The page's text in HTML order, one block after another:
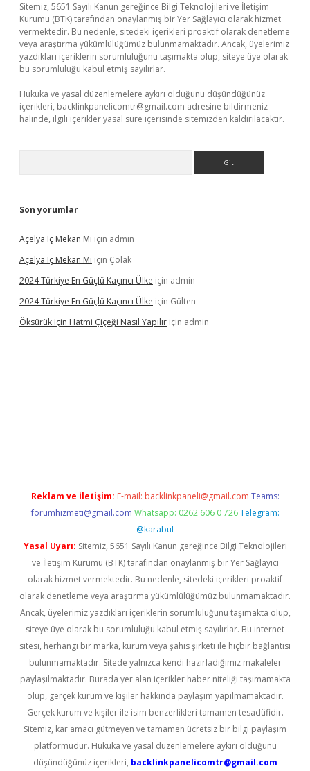
Sitemiz, 5651 Sayılı Kanun gereğince Bilgi Teknolojileri ve İletişim
Kurumu (BTK) tarafından onaylanmış bir Yer Sağlayıcı olarak hizmet
vermektedir. Bu nedenle, sitedeki içerikleri proaktif olarak denetleme
veya araştırma yükümlülüğümüz bulunmamaktadır. Ancak, üyelerimiz
yazdıkları içeriklerin sorumluluğunu taşımakta olup, siteye üye olarak
bu sorumluluğu kabul etmiş sayılırlar.
Hukuka ve yasal düzenlemelere aykırı olduğunu düşündüğünüz
içerikleri, backlinkpanelicomtr@gmail.com adresine bildirmeniz
halinde, ilgili içerikler yasal süre içerisinde sitemizden kaldırılacaktır.
Son yorumlar
Açelya Iç Mekan Mı için admin
Açelya Iç Mekan Mı için Çolak
2024 Türkiye En Güçlü Kaçıncı Ülke için admin
2024 Türkiye En Güçlü Kaçıncı Ülke için Gülten
Öksürük Için Hatmi Çiçeği Nasıl Yapılır için admin
Reklam ve İletişim: E-mail: backlinkpaneli@gmail.com Teams:
forumhizmeti@gmail.com Whatsapp: 0262 606 0 726 Telegram:
@karabul
Yasal Uyarı: Sitemiz, 5651 Sayılı Kanun gereğince Bilgi Teknolojileri
ve İletişim Kurumu (BTK) tarafından onaylanmış bir Yer Sağlayıcı
olarak hizmet vermektedir. Bu nedenle, sitedeki içerikleri proaktif
olarak denetleme veya araştırma yükümlülüğümüz bulunmamaktadır.
Ancak, üyelerimiz yazdıkları içeriklerin sorumluluğunu taşımakta olup,
siteye üye olarak bu sorumluluğu kabul etmiş sayılırlar. Bu internet
sitesi, herhangi bir marka, kurum veya şahıs şirketi ile hiçbir bağlantısı
bulunmamaktadır. Sitede yalnızca kendi hazırladığımız makaleler
paylaşılmaktadır. Burada yer alan içerikler haber niteliği taşımamakta
olup, gerçek kurum ve kişiler hakkında paylaşım yapılmamaktadır.
Gerçek kurum ve kişiler ile isim benzerlikleri tamamen tesadüfidir.
Sitemiz, kar amacı gütmeyen ve tamamen ücretsiz bir bilgi paylaşım
platformudur. Hukuka ve yasal düzenlemelere aykırı olduğunu
düşündüğünüz içerikleri, backlinkpanelicomtr@gmail.com